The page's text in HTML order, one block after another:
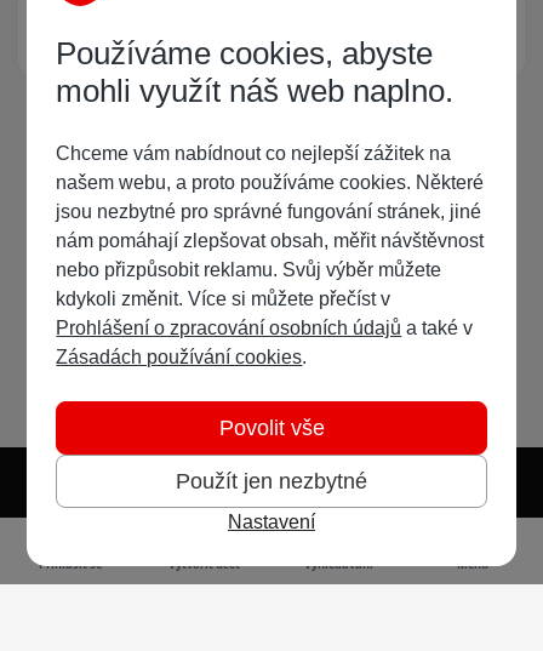
Žádný registrovaný uživatel si neprohlíží tuto stránku
Světlý režim Předvolba systému
Přihlásit se Vytvořit účet Vyhledávání Menu
Používáme cookies, abyste
mohli využít náš web naplno.
Chceme vám nabídnout co nejlepší zážitek na
našem webu, a proto používáme cookies. Některé
jsou nezbytné pro správné fungování stránek, jiné
nám pomáhají zlepšovat obsah, měřit návštěvnost
nebo přizpůsobit reklamu. Svůj výběr můžete
kdykoli změnit. Více si můžete přečíst v
Prohlášení o zpracování osobních údajů a také v
Zásadách používání cookies.
Použít jen nezbytné
Povolit vše
Nastavení